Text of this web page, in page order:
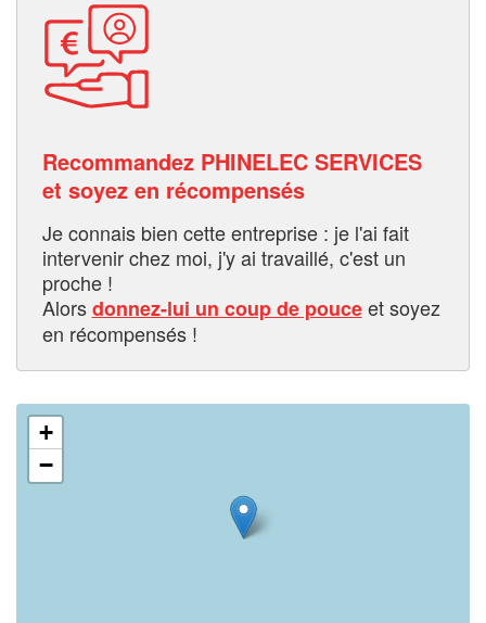
Recommandez PHINELEC SERVICES
et soyez en récompensés
Je connais bien cette entreprise : je l'ai fait
intervenir chez moi, j'y ai travaillé, c'est un
proche !
Alorsdonnez-lui un coup de pouceet soyez
en récompensés !
+
−